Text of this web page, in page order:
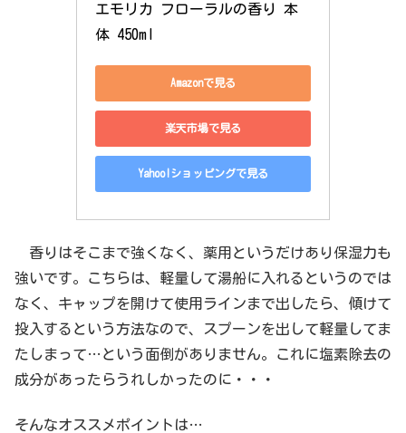
エモリカ フローラルの香り 本
体 450ml
Amazonで見る
楽天市場で見る
Yahoo!ショッピングで見る
香りはそこまで強くなく、薬用というだけあり保湿力も
強いです。こちらは、軽量して湯船に入れるというのでは
なく、キャップを開けて使用ラインまで出したら、傾けて
投入するという方法なので、スプーンを出して軽量してま
たしまって…という面倒がありません。これに塩素除去の
成分があったらうれしかったのに・・・
そんなオススメポイントは…